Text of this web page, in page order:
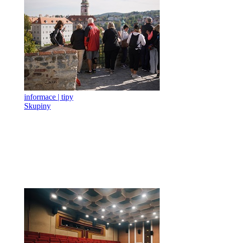
informace | tipy
Skupiny